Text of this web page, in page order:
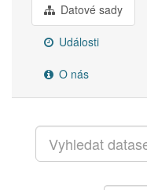
Datové sady
Události
O nás